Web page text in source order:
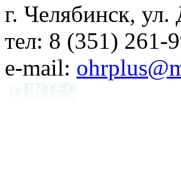
г. Челябинск, ул.
тел: 8 (351) 261-
e-mail: